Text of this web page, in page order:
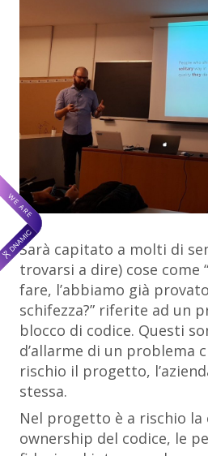
Sarà capitato a molti di
trovarsi a dire) cose come
fare, l’abbiamo già
schifezza?” riferite ad un
blocco di codice. Questi
d’allarme di un problema
rischio il progetto,
stessa.
Nel progetto è a rischio la
ownership del codice, le